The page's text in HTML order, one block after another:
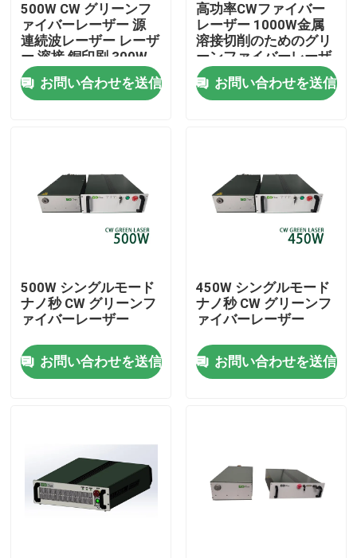
家
動画
私たちに関しては
工場見学
お問い合わせ
引用を要求
500W CW グリーンフ
ァイバーレーザー 源
連続波レーザー レーザ
ー 溶接 銅印刷 300W
700W 1000W
お問い合わせを送信
高功率CWファイバー
レーザー 1000W金属
溶接切削のためのグリ
ーンファイバーレーザ
ー
お問い合わせを送信
500W シングルモード
ナノ秒 CW グリーンフ
ァイバーレーザー
お問い合わせを送信
450W シングルモード
ナノ秒 CW グリーンフ
ァイバーレーザー
お問い合わせを送信